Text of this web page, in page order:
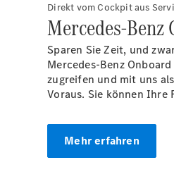
Direkt vom Cockpit aus
Mercedes-
Sparen Sie Zeit, und
Mercedes-Benz
zugreifen und mit uns
Voraus. Sie können
Mehr erfahren